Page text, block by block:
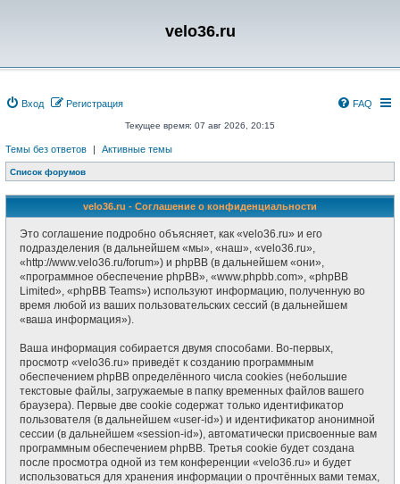
velo36.ru
Вход Регистрация FAQ
Текущее время: 07 авг 2026, 20:15
Темы без ответов | Активные темы
Список форумов
velo36.ru - Соглашение о конфиденциальности
Это соглашение подробно объясняет, как «velo36.ru» и его
подразделения (в дальнейшем «мы», «наш», «velo36.ru»,
«http://www.velo36.ru/forum») и phpBB (в дальнейшем «они»,
«программное обеспечение phpBB», «www.phpbb.com», «phpBB
Limited», «phpBB Teams») используют информацию, полученную во
время любой из ваших пользовательских сессий (в дальнейшем
«ваша информация»).
Ваша информация собирается двумя способами. Во-первых,
просмотр «velo36.ru» приведёт к созданию программным
обеспечением phpBB определённого числа cookies (небольшие
текстовые файлы, загружаемые в папку временных файлов вашего
браузера). Первые две cookie содержат только идентификатор
пользователя (в дальнейшем «user-id») и идентификатор анонимной
сессии (в дальнейшем «session-id»), автоматически присвоенные вам
программным обеспечением phpBB. Третья cookie будет создана
после просмотра одной из тем конференции «velo36.ru» и будет
использоваться для хранения информации о прочтённых вами темах,